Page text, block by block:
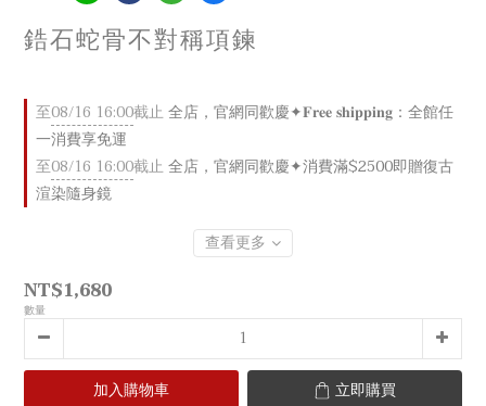
鋯石蛇骨不對稱項鍊
至08/16 16:00截止全店，官網同歡慶✦𝐅𝐫𝐞𝐞 𝐬𝐡𝐢𝐩𝐩𝐢𝐧𝐠：全館任
一消費享免運
至08/16 16:00截止全店，官網同歡慶✦消費滿$2500即贈復古
渲染隨身鏡
查看更多
NT$1,680
數量
加入購物車 立即購買